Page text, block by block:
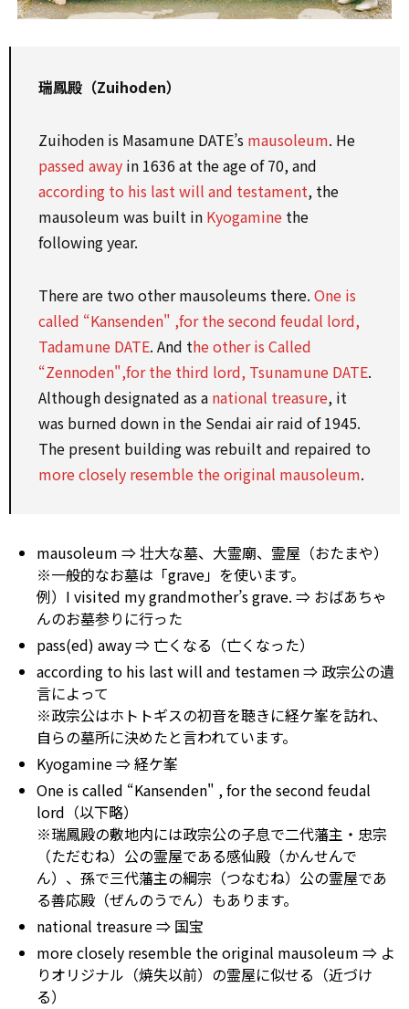
瑞鳳殿（Zuihoden）
Zuihoden is Masamune DATE’s mausoleum. He
passed away in 1636 at the age of 70, and
according to his last will and testament, the
mausoleum was built in Kyogamine the
following year.
There are two other mausoleums there. One is
called “Kansenden" ,for the second feudal lord,
Tadamune DATE. And the other is Called
“Zennoden",for the third lord, Tsunamune DATE.
Although designated as a national treasure, it
was burned down in the Sendai air raid of 1945.
The present building was rebuilt and repaired to
more closely resemble the original mausoleum.
mausoleum ⇒ 壮大な墓、大霊廟、霊屋（おたまや）
※一般的なお墓は「grave」を使います。
例）I visited my grandmother’s grave. ⇒ おばあちゃ
んのお墓参りに行った
pass(ed) away ⇒ 亡くなる（亡くなった）
according to his last will and testamen ⇒ 政宗公の遺
言によって
※政宗公はホトトギスの初音を聴きに経ケ峯を訪れ、
自らの墓所に決めたと言われています。
Kyogamine ⇒ 経ケ峯
One is called “Kansenden" , for the second feudal
lord（以下略）
※瑞鳳殿の敷地内には政宗公の子息で二代藩主・忠宗
（ただむね）公の霊屋である感仙殿（かんせんで
ん）、孫で三代藩主の綱宗（つなむね）公の霊屋であ
る善応殿（ぜんのうでん）もあります。
national treasure ⇒ 国宝
more closely resemble the original mausoleum ⇒ よ
りオリジナル（焼失以前）の霊屋に似せる（近づけ
る）